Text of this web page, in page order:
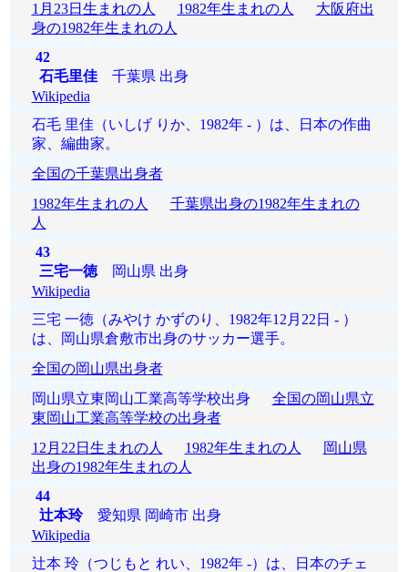
1月23日生まれの人
1982年生まれの人
大阪府出
身の1982年生まれの人
42
石毛里佳千葉県 出身
Wikipedia
石毛 里佳（いしげ りか、1982年 - ）は、日本の作曲
家、編曲家。
全国の千葉県出身者
1982年生まれの人
千葉県出身の1982年生まれの
人
43
三宅一徳岡山県 出身
Wikipedia
三宅 一徳（みやけ かずのり、1982年12月22日 - ）
は、岡山県倉敷市出身のサッカー選手。
全国の岡山県出身者
岡山県立東岡山工業高等学校出身 全国の岡山県立
東岡山工業高等学校の出身者
12月22日生まれの人
1982年生まれの人
岡山県
出身の1982年生まれの人
44
辻本玲愛知県 岡崎市 出身
Wikipedia
辻本 玲（つじもと れい、1982年 -）は、日本のチェ